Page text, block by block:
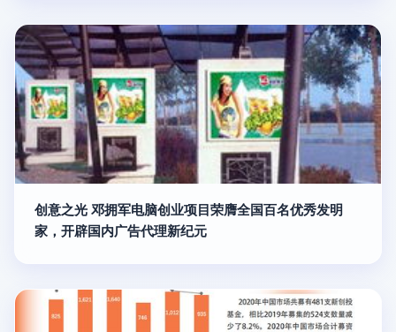
创意之光 邓拥军电脑创业项目荣膺全国百名优秀发明
家，开辟国内广告代理新纪元